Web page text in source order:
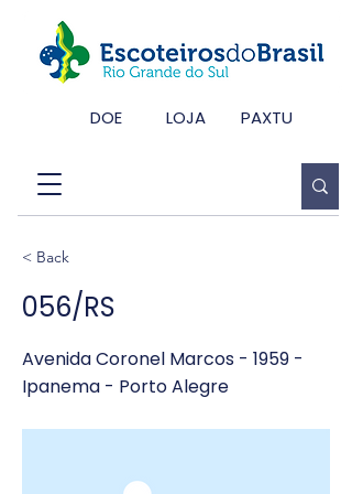
DOE LOJA PAXTU
< Back
056/RS
Avenida Coronel Marcos - 1959 -
Ipanema - Porto Alegre